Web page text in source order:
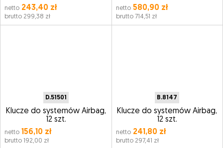
netto 243,40 zł
brutto 299,38 zł
netto580,90 zł
brutto 714,51 zł
D.51501
Klucze do systemów Airbag,
12 szt.
netto 156,10 zł
brutto 192,00 zł
B.8147
Klucze do systemów Airbag,
12 szt.
netto241,80 zł
brutto 297,41 zł